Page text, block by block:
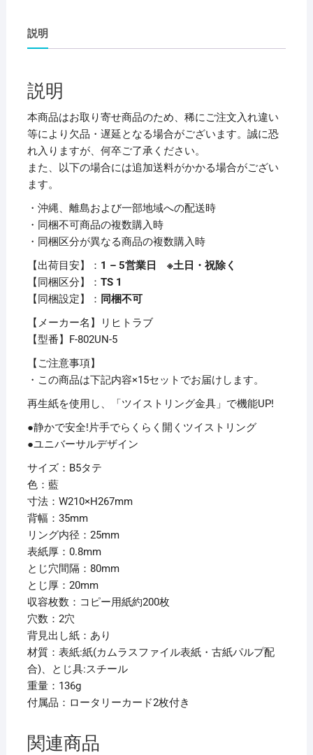
フ
(ツ
イ
ス
ン
グ)
B5
タ
テ
穴
200
収
容
背
幅
藍
F-
802UN-
5
1
冊
【×15
セ
ッ
ト】
個
説明
説明
本商品はお取り寄せ商品のため、稀にご注文入れ違い
等により欠品・遅延となる場合がございます。誠に恐
れ入りますが、何卒ご了承ください。
また、以下の場合には追加送料がかかる場合がござい
ます。
・沖縄、離島および一部地域への配送時
・同梱不可商品の複数購入時
・同梱区分が異なる商品の複数購入時
【出荷目安】： 1 – 5営業日 ※土日・祝除く
【同梱区分】： TS 1
【同梱設定】： 同梱不可
【メーカー名】リヒトラブ
【型番】F-802UN-5
【ご注意事項】
・この商品は下記内容×15セットでお届けします。
再生紙を使用し、「ツイストリング金具」で機能UP!
●静かで安全!片手でらくらく開くツイストリング
●ユニバーサルデザイン
サイズ：B5タテ
色：藍
寸法：W210×H267mm
背幅：35mm
リング内径：25mm
表紙厚：0.8mm
とじ穴間隔：80mm
とじ厚：20mm
収容枚数：コピー用紙約200枚
穴数：2穴
背見出し紙：あり
材質：表紙:紙(カムラスファイル表紙・古紙パルプ配
合)、とじ具:スチール
重量：136g
付属品：ロータリーカード2枚付き
関連商品